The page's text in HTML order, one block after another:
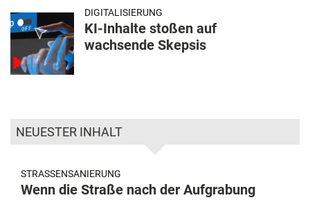
DIGITALISIERUNG
KI-Inhalte stoßen auf
wachsende Skepsis
NEUESTER INHALT
STRASSENSANIERUNG
Wenn die Straße nach der Aufgrabung